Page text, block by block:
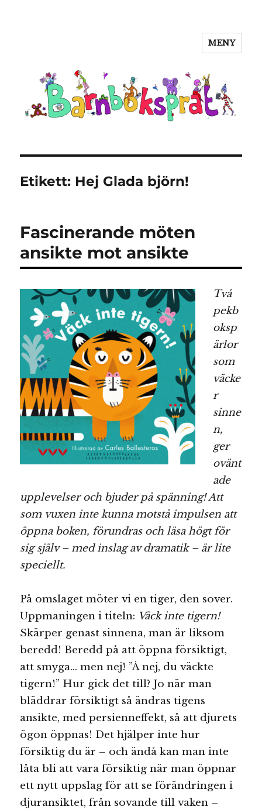
MENY
Etikett: Hej Glada björn!
Fascinerande möten
ansikte mot ansikte
Två
pekb
oksp
ärlor
som
väcke
r
sinne
n,
ger
ovänt
ade
upplevelser och bjuder på spänning! Att
som vuxen inte kunna motstå impulsen att
öppna boken, förundras och läsa högt för
sig själv – med inslag av dramatik – är lite
speciellt.
På omslaget möter vi en tiger, den sover.
Uppmaningen i titeln: Väck inte tigern!
Skärper genast sinnena, man är liksom
beredd! Beredd på att öppna försiktigt,
att smyga… men nej! ”Å nej, du väckte
tigern!” Hur gick det till? Jo när man
bläddrar försiktigt så ändras tigens
ansikte, med persienneffekt, så att djurets
ögon öppnas! Det hjälper inte hur
försiktig du är – och ändå kan man inte
låta bli att vara försiktig när man öppnar
ett nytt uppslag för att se förändringen i
djuransiktet, från sovande till vaken –